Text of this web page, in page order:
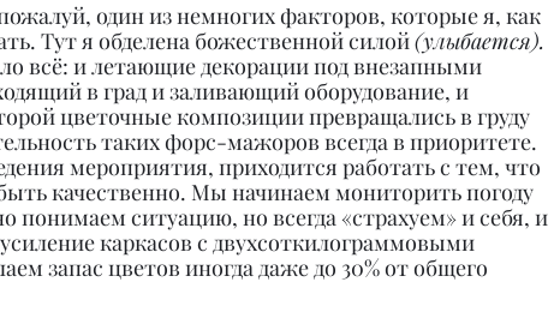
один из немногих факторов, которые я, как
Тут я обделена божественной силой (улыбается).
всё: и летающие декорации под внезапными
в град и заливающий оборудование, и
цветочные композиции превращались в груду
таких форс-мажоров всегда в приоритете.
мероприятия, приходится работать с тем, что
качественно. Мы начинаем мониторить погоду
понимаем ситуацию, но всегда «страхуем» и себя, и
каркасов с двухсоткилограммовыми
запас цветов иногда даже до 30% от общего